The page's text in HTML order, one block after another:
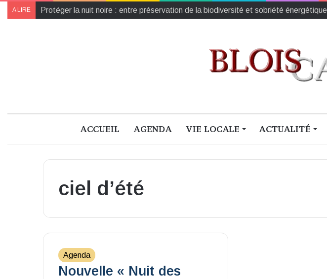
A LIRE Protéger la nuit noire : entre préservation de la biodiversité et sobriété énergétique
ACCUEIL AGENDA VIE LOCALE ACTUALITÉ
ciel d’été
Agenda
Nouvelle « Nuit des